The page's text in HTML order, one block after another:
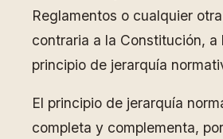
Reglamentos o cualquier
contraria a la Constitución, a
principio de jerarquía
El principio de jerarquía
completa y complementa,